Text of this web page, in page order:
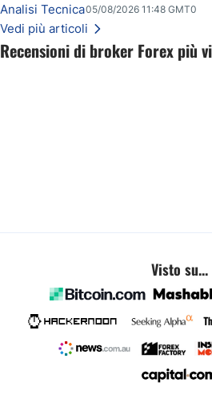
Recensioni di broker Forex più
ribasso potrà estendersi verso quota 70$.
Analisi Tecnica05/08/2026 11:48 GMT0
Vedi più articoli
Visto su...